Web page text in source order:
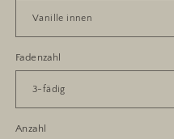
Fadenzahl
Anzahl
Anzahl